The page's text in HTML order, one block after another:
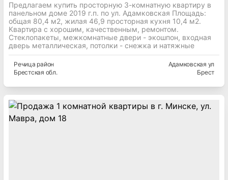
Предлагаем купить просторную 3-комнатную квартиру в
панельном доме 2019 г.п. по ул. Адамковская Площадь:
общая 80,4 м2, жилая 46,9 просторная кухня 10,4 м2.
Квартира с хорошим, качественным, ремонтом.
Стеклопакеты, межкомнатные двери - экошпон, входная
дверь металлическая, потолки - снежка и натяжные
Речица район
Брестская обл.
Адамковская ул
Брест